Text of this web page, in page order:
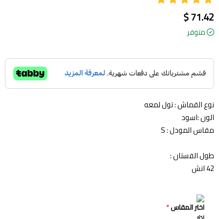
71.42 $
متوفر
نوع القماش : تول لمعه
الون :اسود
مقاس المودل : S
طول الفستان :
42 انش
اختر المقاس*